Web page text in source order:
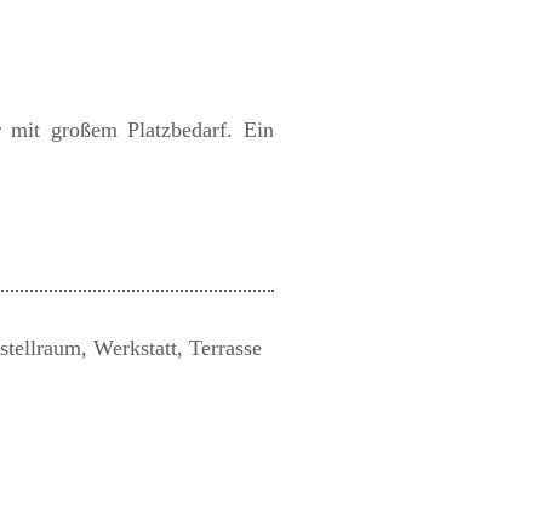
mit großem Platzbedarf. Ein
Werkstatt, Terrasse